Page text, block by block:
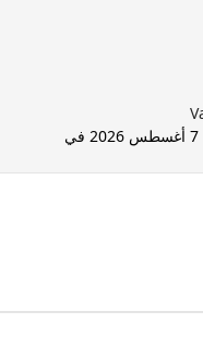
7 أغسطس 2026 في